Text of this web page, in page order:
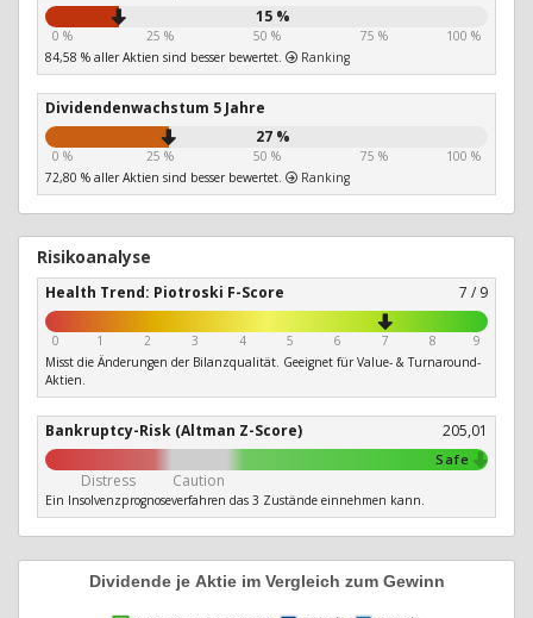
15 %
0 % 25 % 50 % 75 %
100 %
84,58 % aller Aktien sind besser bewertet.
Ranking
Dividendenwachstum 5 Jahre
27 %
0 % 25 % 50 % 75 %
100 %
72,80 % aller Aktien sind besser bewertet.
Ranking
Risikoanalyse
Health Trend: Piotroski F-Score 7 / 9
0 1 2 3 4 5 6 7 8
9
Misst die Änderungen der Bilanzqualität. Geeignet für Value- & Turnaround-
Aktien.
Bankruptcy-Risk (Altman Z-Score) 205,01
Safe
Distress Caution
Ein Insolvenzprognoseverfahren das 3 Zustände einnehmen kann.